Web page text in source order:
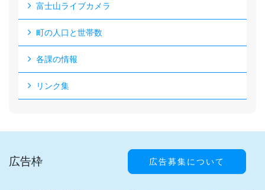
富士山ライブカメラ
町の人口と世帯数
各課の情報
リンク集
広告枠 広告募集について